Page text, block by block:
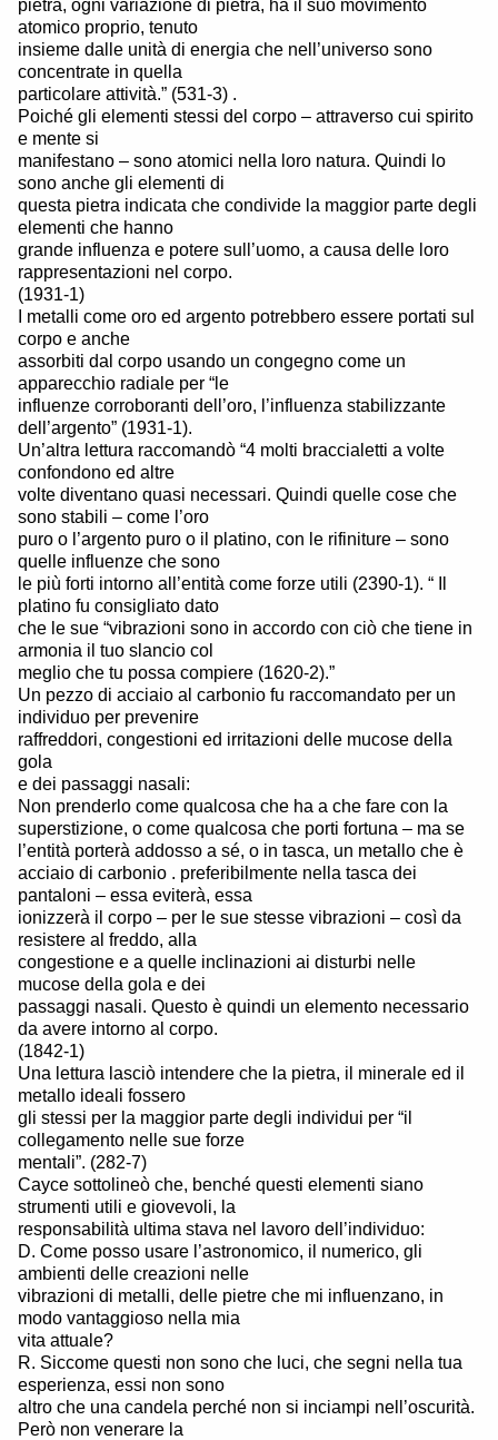
pietra, ogni variazione di pietra, ha il suo movimento
atomico proprio, tenuto
insieme dalle unità di energia che nell’universo sono
concentrate in quella
particolare attività.” (531-3) .
Poiché gli elementi stessi del corpo – attraverso cui spirito
e mente si
manifestano – sono atomici nella loro natura. Quindi lo
sono anche gli elementi di
questa pietra indicata che condivide la maggior parte degli
elementi che hanno
grande influenza e potere sull’uomo, a causa delle loro
rappresentazioni nel corpo.
(1931-1)
I metalli come oro ed argento potrebbero essere portati sul
corpo e anche
assorbiti dal corpo usando un congegno come un
apparecchio radiale per “le
influenze corroboranti dell’oro, l’influenza stabilizzante
dell’argento” (1931-1).
Un’altra lettura raccomandò “4 molti braccialetti a volte
confondono ed altre
volte diventano quasi necessari. Quindi quelle cose che
sono stabili – come l’oro
puro o l’argento puro o il platino, con le rifiniture – sono
quelle influenze che sono
le più forti intorno all’entità come forze utili (2390-1). “ Il
platino fu consigliato dato
che le sue “vibrazioni sono in accordo con ciò che tiene in
armonia il tuo slancio col
meglio che tu possa compiere (1620-2).”
Un pezzo di acciaio al carbonio fu raccomandato per un
individuo per prevenire
raffreddori, congestioni ed irritazioni delle mucose della
gola
e dei passaggi nasali:
Non prenderlo come qualcosa che ha a che fare con la
superstizione, o come qualcosa che porti fortuna – ma se
l’entità porterà addosso a sé, o in tasca, un metallo che è
acciaio di carbonio . preferibilmente nella tasca dei
pantaloni – essa eviterà, essa
ionizzerà il corpo – per le sue stesse vibrazioni – così da
resistere al freddo, alla
congestione e a quelle inclinazioni ai disturbi nelle
mucose della gola e dei
passaggi nasali. Questo è quindi un elemento necessario
da avere intorno al corpo.
(1842-1)
Una lettura lasciò intendere che la pietra, il minerale ed il
metallo ideali fossero
gli stessi per la maggior parte degli individui per “il
collegamento nelle sue forze
mentali”. (282-7)
Cayce sottolineò che, benché questi elementi siano
strumenti utili e giovevoli, la
responsabilità ultima stava nel lavoro dell’individuo:
D. Come posso usare l’astronomico, il numerico, gli
ambienti delle creazioni nelle
vibrazioni di metalli, delle pietre che mi influenzano, in
modo vantaggioso nella mia
vita attuale?
R. Siccome questi non sono che luci, che segni nella tua
esperienza, essi non sono
altro che una candela perché non si inciampi nell’oscurità.
Però non venerare la